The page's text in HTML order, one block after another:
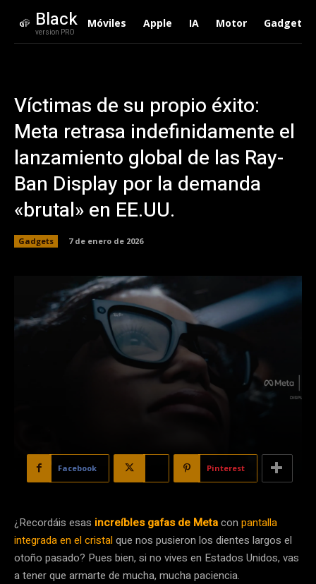
Black
version PRO
Móviles Apple IA Motor Gadgets
Víctimas de su propio éxito:
Meta retrasa indefinidamente el
lanzamiento global de las Ray-
Ban Display por la demanda
«brutal» en EE.UU.
Gadgets 7 de enero de 2026
Facebook Pinterest
¿Recordáis esas increíbles gafas de Metacon pantalla
integrada en el cristalque nos pusieron los dientes largos el
otoño pasado? Pues bien, si no vives en Estados Unidos, vas
a tener que armarte de mucha, mucha paciencia.